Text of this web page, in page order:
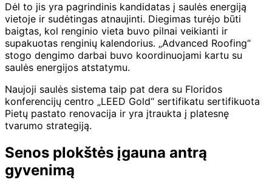
Dėl to jis yra pagrindinis kandidatas į saulės energiją
vietoje ir sudėtingas atnaujinti. Diegimas turėjo būti
baigtas, kol renginio vieta buvo pilnai veikianti ir
supakuotas renginių kalendorius. „Advanced Roofing“
stogo dengimo darbai buvo koordinuojami kartu su
saulės energijos atstatymu.
Naujoji saulės sistema taip pat dera su Floridos
konferencijų centro „LEED Gold“ sertifikatu sertifikuota
Pietų pastato renovacija ir yra įtraukta į platesnę
tvarumo strategiją.
Senos plokštės įgauna antrą
gyvenimą